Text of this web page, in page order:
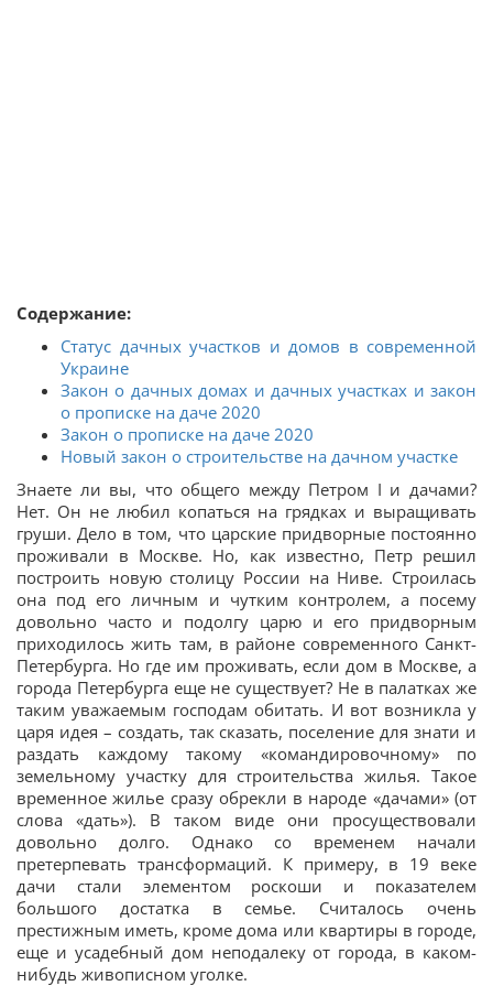
Содержание:
Статус дачных участков и домов в современной
Украине
Закон о дачных домах и дачных участках и закон
о прописке на даче 2020
Закон о прописке на даче 2020
Новый закон о строительстве на дачном участке
Знаете ли вы, что общего между Петром І и дачами?
Нет. Он не любил копаться на грядках и выращивать
груши. Дело в том, что царские придворные постоянно
проживали в Москве. Но, как известно, Петр решил
построить новую столицу России на Ниве. Строилась
она под его личным и чутким контролем, а посему
довольно часто и подолгу царю и его придворным
приходилось жить там, в районе современного Санкт-
Петербурга. Но где им проживать, если дом в Москве, а
города Петербурга еще не существует? Не в палатках же
таким уважаемым господам обитать. И вот возникла у
царя идея – создать, так сказать, поселение для знати и
раздать каждому такому «командировочному» по
земельному участку для строительства жилья. Такое
временное жилье сразу обрекли в народе «дачами» (от
слова «дать»). В таком виде они просуществовали
довольно долго. Однако со временем начали
претерпевать трансформаций. К примеру, в 19 веке
дачи стали элементом роскоши и показателем
большого достатка в семье. Считалось очень
престижным иметь, кроме дома или квартиры в городе,
еще и усадебный дом неподалеку от города, в каком-
нибудь живописном уголке.